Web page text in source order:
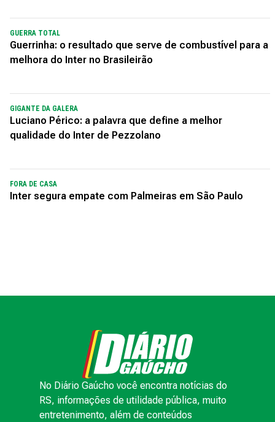
GUERRA TOTAL
Guerrinha: o resultado que serve de combustível para a
melhora do Inter no Brasileirão
GIGANTE DA GALERA
Luciano Périco: a palavra que define a melhor
qualidade do Inter de Pezzolano
FORA DE CASA
Inter segura empate com Palmeiras em São Paulo
No Diário Gaúcho você encontra notícias do
RS, informações de utilidade pública, muito
entretenimento, além de conteúdos